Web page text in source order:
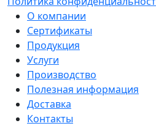
О компании
Сертификаты
Продукция
Услуги
Производство
Полезная информация
Доставка
Контакты